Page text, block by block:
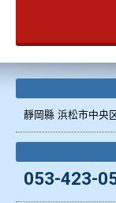
靜岡縣 浜松市中央
053-423-